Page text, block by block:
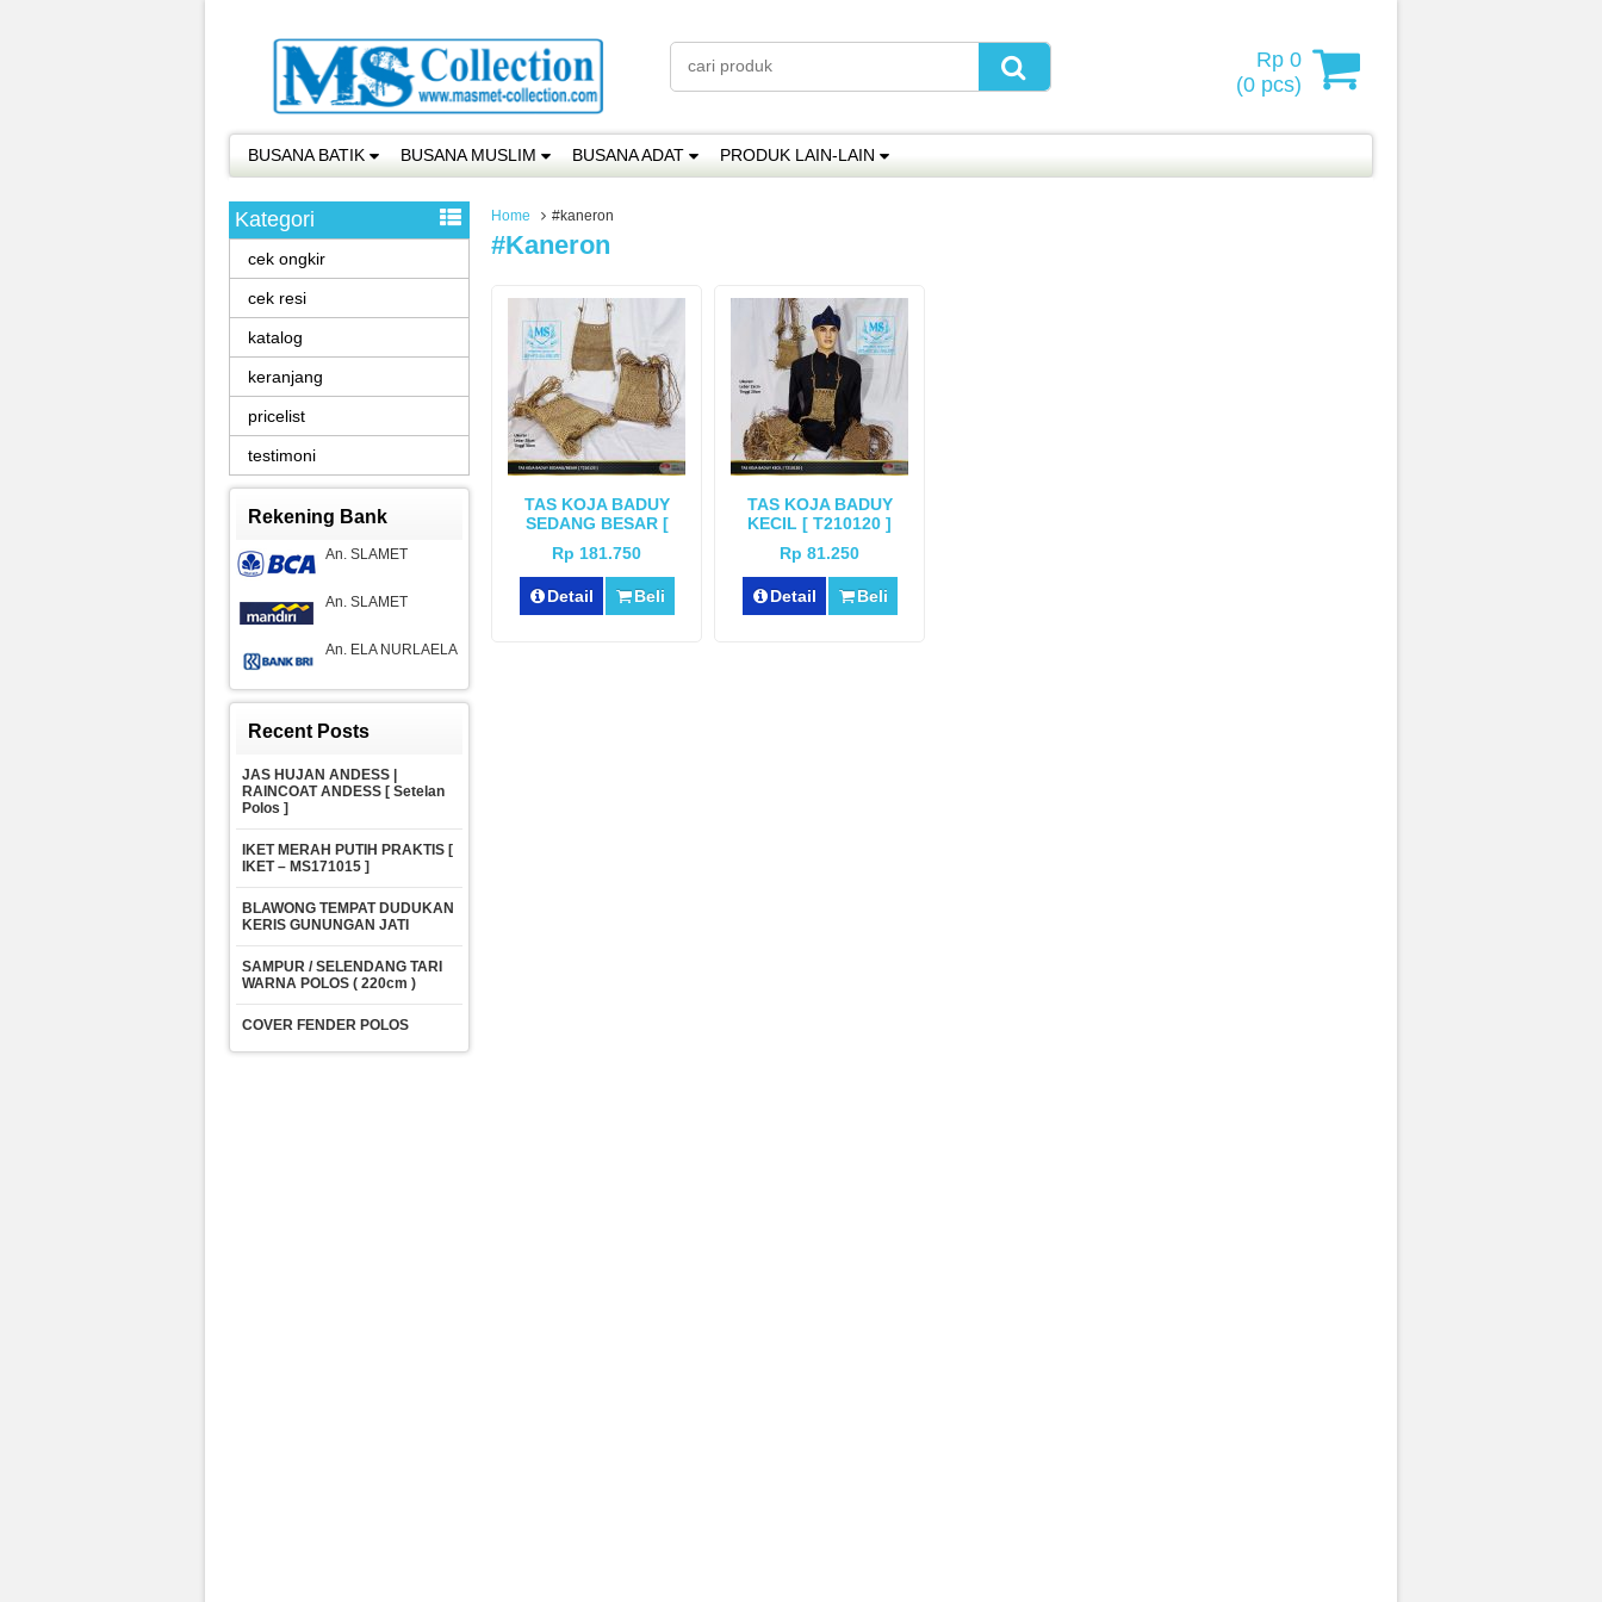
Rp 0
(0 pcs)
BUSANA BATIK BUSANA MUSLIM BUSANA ADAT PRODUK LAIN-LAIN
Home #kaneron
#kaneron
TAS KOJA BADUY
SEDANG BESAR [
Rp 181.750
Detail Beli
TAS KOJA BADUY
KECIL [ T210120 ]
Rp 81.250
Detail Beli
Kategori
cek ongkir
cek resi
katalog
keranjang
pricelist
testimoni
Rekening Bank
An. SLAMET
An. SLAMET
An. ELA NURLAELA
Recent Posts
JAS HUJAN ANDESS |
RAINCOAT ANDESS [ Setelan
Polos ]
IKET MERAH PUTIH PRAKTIS [
IKET – MS171015 ]
BLAWONG TEMPAT DUDUKAN
KERIS GUNUNGAN JATI
SAMPUR / SELENDANG TARI
WARNA POLOS ( 220cm )
COVER FENDER POLOS